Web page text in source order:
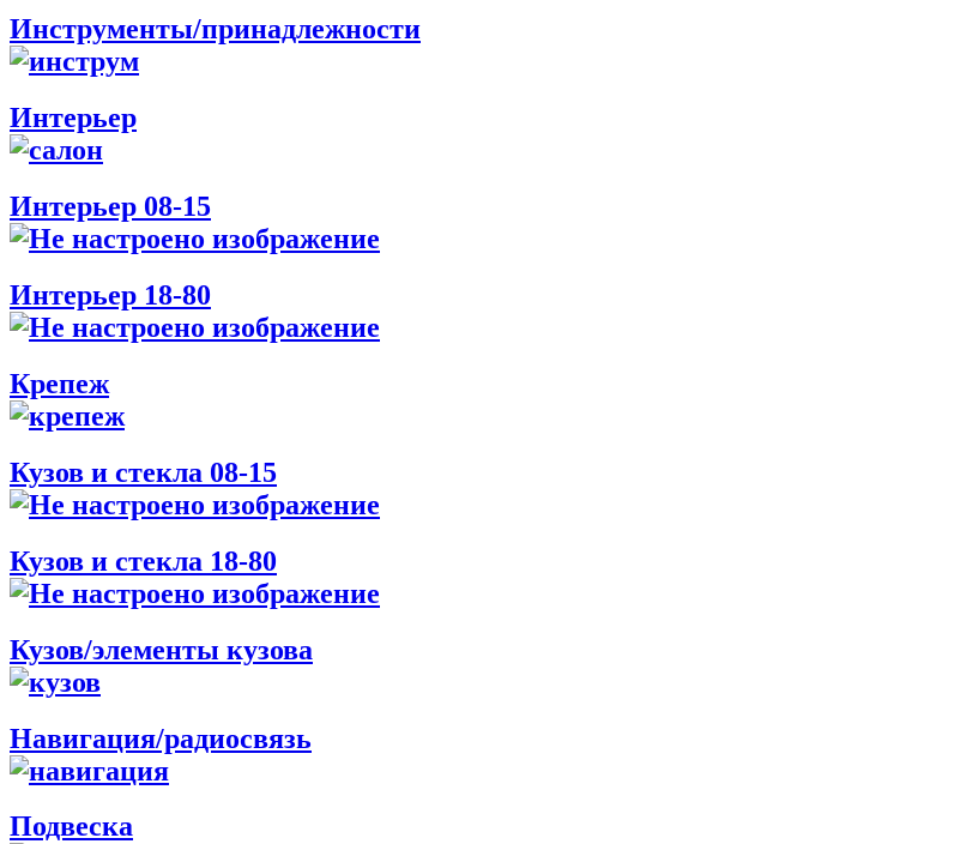
Инструменты/принадлежности
Интерьер
Интерьер 08-15
Интерьер 18-80
Крепеж
Кузов и стекла 08-15
Кузов и стекла 18-80
Кузов/элементы кузова
Навигация/радиосвязь
Подвеска